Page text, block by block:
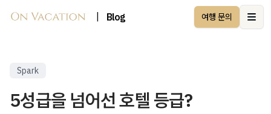
Blog 여행 문의
Spark
5성급을 넘어선 호텔 등급?